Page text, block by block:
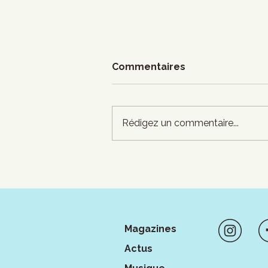
Commentaires
Rédigez un commentaire...
Magazines
Actus